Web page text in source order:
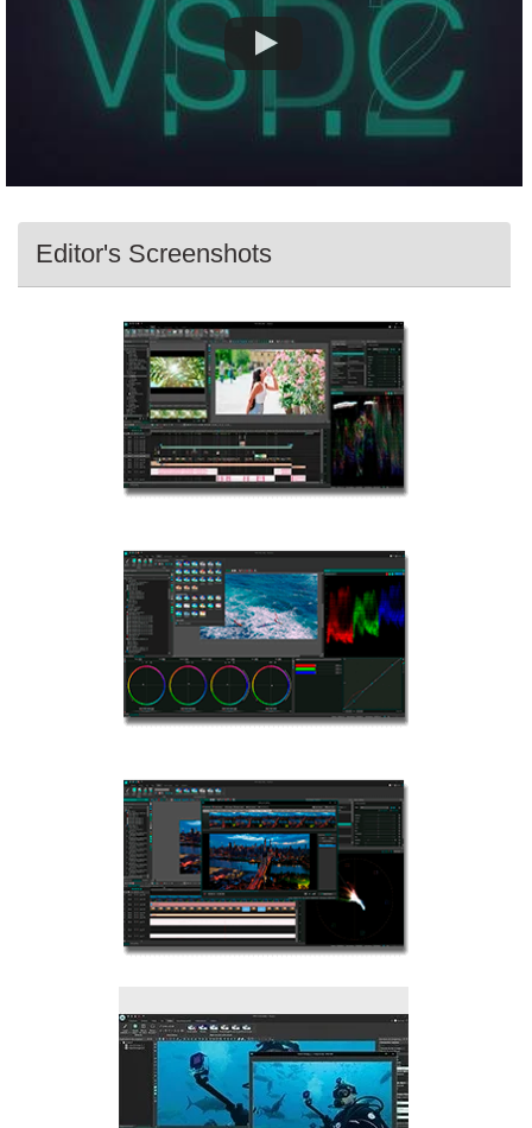
Editor's Screenshots